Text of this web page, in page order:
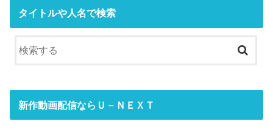
タイトルや人名で検索
新作動画配信ならＵ－ＮＥＸＴ